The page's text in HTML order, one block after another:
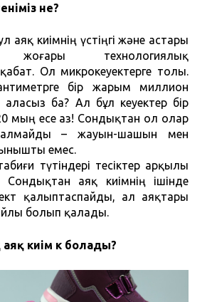
не?
аяқ киімнің үстіңгі және астары
жоғары технологиялық
Ол микрокеуектерге толы.
бір жарым миллион
аласыз ба? Ал бұл кеуектер бір
мың есе аз! Сондықтан ол олар
– жауын-шашын мен
емес.
түтіндері тесіктер арқылы
аяқ киімнің ішінде
қалыптаспайды, ал аяқтары
болып қалады.
киім к болады?